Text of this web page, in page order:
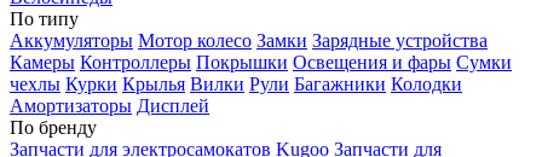
По типу
Аккумуляторы Мотор колесо Замки Зарядные устройства
Камеры Контроллеры Покрышки Освещения и фары Сумки
чехлы Курки Крылья Вилки Рули Багажники Колодки
Амортизаторы Дисплей
По бренду
Запчасти для электросамокатов Kugoo Запчасти для